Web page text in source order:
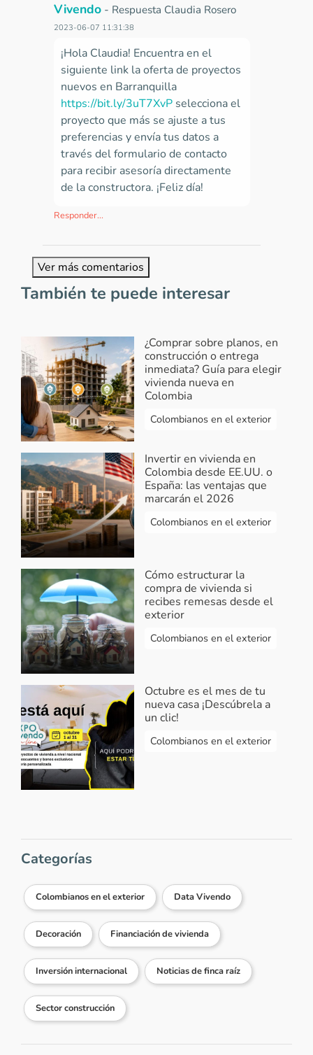
Vivendo - Respuesta Claudia Rosero
2023-06-07 11:31:38
¡Hola Claudia! Encuentra en el
siguiente link la oferta de proyectos
nuevos en Barranquilla
https://bit.ly/3uT7XvP selecciona el
proyecto que más se ajuste a tus
preferencias yenvía tus datos a
través del formulario de contacto
para recibir asesoría directamente
de la constructora. ¡Feliz día!
Responder...
Ver más comentarios
También te puede interesar
¿Comprar sobre planos, en
construcción o entrega
inmediata? Guía para elegir
vivienda nueva en
Colombia
Colombianos en el exterior
Invertir en vivienda en
Colombia desde EE.UU. o
España: las ventajas que
marcarán el 2026
Colombianos en el exterior
Cómo estructurar la
compra de vivienda si
recibes remesas desde el
exterior
Colombianos en el exterior
Octubre es el mes de tu
nueva casa ¡Descúbrela a
un clic!
Colombianos en el exterior
Categorías
Colombianos en el exterior Data Vivendo
Decoración Financiación de vivienda
Inversión internacional Noticias de finca raíz
Sector construcción